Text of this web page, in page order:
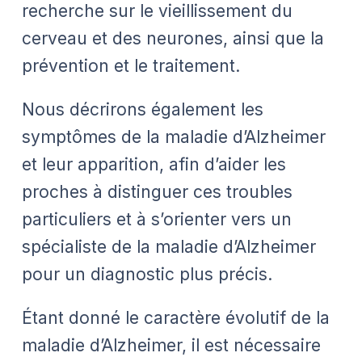
recherche sur le vieillissement du
cerveau et des neurones, ainsi que la
prévention et le traitement.
Nous décrirons également les
symptômes de la maladie d’Alzheimer
et leur apparition, afin d’aider les
proches à distinguer ces troubles
particuliers et à s’orienter vers un
spécialiste de la maladie d’Alzheimer
pour un diagnostic plus précis.
Étant donné le caractère évolutif de la
maladie d’Alzheimer, il est nécessaire